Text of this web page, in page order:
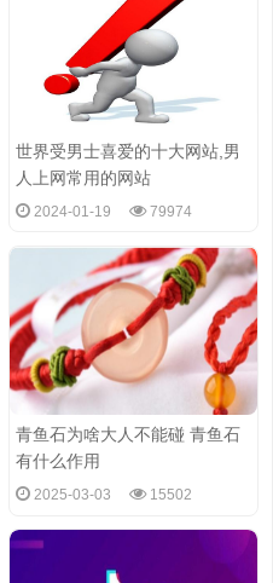
世界受男士喜爱的十大网站,男
人上网常用的网站
2024-01-19 79974
青鱼石为啥大人不能碰 青鱼石
有什么作用
2025-03-03 15502